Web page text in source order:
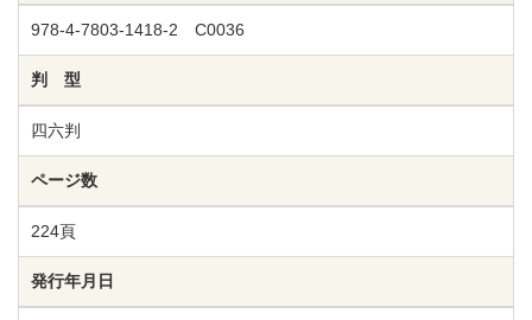
978-4-7803-1418-2 C0036
判 型
四六判
ページ数
224頁
発行年月日